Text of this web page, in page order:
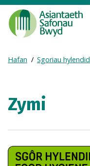
Food
Standards
Agency
Frontpage
Breadcrumb
Expand
breadcrumb
Hafan Sgoriau
Zymi